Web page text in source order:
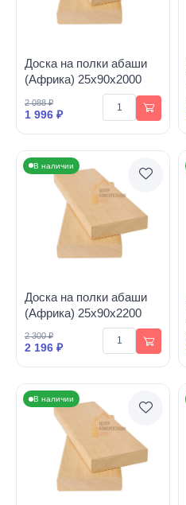
Доска на полки абаши
(Африка) 25х90х2000
2 088 ₽
1 996 ₽
В наличии
Доска на полки абаши
(Африка) 25х90х2200
2 300 ₽
2 196 ₽
В наличии